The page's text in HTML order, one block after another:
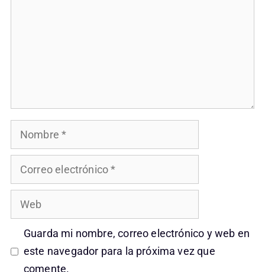
Nombre
Correo
electrónico
Web
Guarda mi nombre, correo electrónico y web en
este navegador para la próxima vez que
comente.